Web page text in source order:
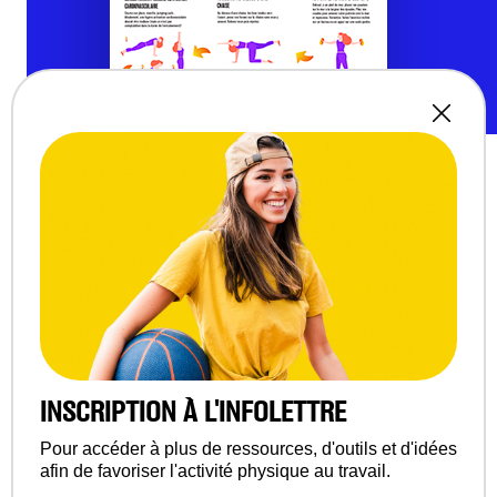
ÇA DEVRAIT VOUS
INTÉRESSER…
INSCRIPTION À L'INFOLETTRE
Pour accéder à plus de ressources, d'outils et d'idées
afin de favoriser l'activité physique au travail.